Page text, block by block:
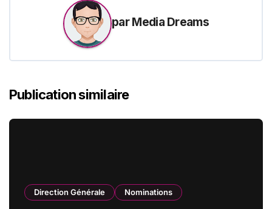
parMedia Dreams
Publication similaire
Direction Générale Nominations